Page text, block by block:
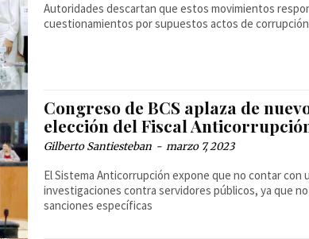
Autoridades descartan que estos movimientos
cuestionamientos por supuestos actos de corrupción
Congreso de BCS aplaza de
elección del Fiscal
Gilberto Santiesteban - marzo 7, 2023
El Sistema Anticorrupción expone que no contar con
investigaciones contra servidores públicos, ya que
sanciones específicas